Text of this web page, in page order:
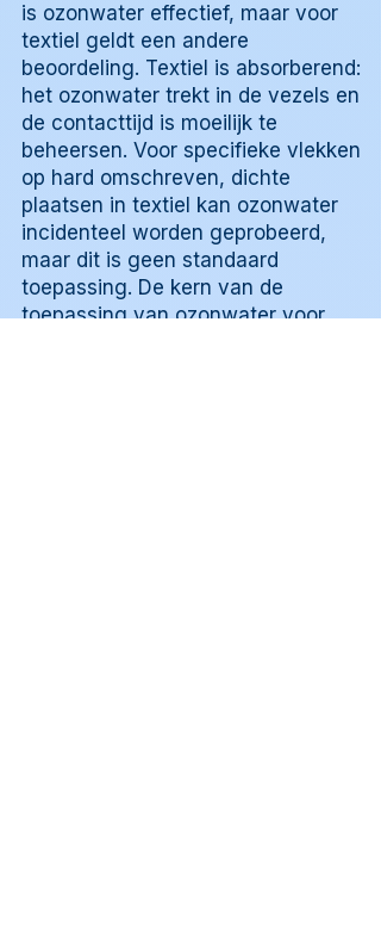
is ozonwater effectief, maar voor
textiel geldt een andere
beoordeling. Textiel is absorberend:
het ozonwater trekt in de vezels en
de contacttijd is moeilijk te
beheersen. Voor specifieke vlekken
op hard omschreven, dichte
plaatsen in textiel kan ozonwater
incidenteel worden geprobeerd,
maar dit is geen standaard
toepassing. De kern van de
toepassing van ozonwater voor